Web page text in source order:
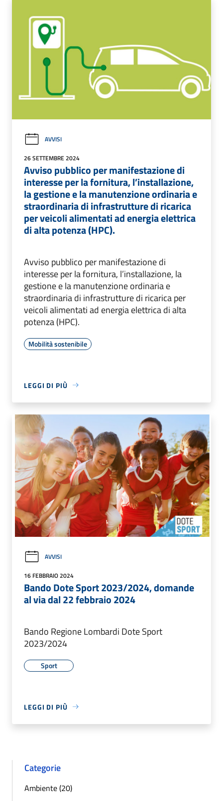
AVVISI
26 SETTEMBRE 2024
Avviso pubblico per manifestazione di
interesse per la fornitura, l’installazione,
la gestione e la manutenzione ordinaria e
straordinaria di infrastrutture di ricarica
per veicoli alimentati ad energia elettrica
di alta potenza (HPC).
Avviso pubblico per manifestazione di
interesse per la fornitura, l’installazione, la
gestione e la manutenzione ordinaria e
straordinaria di infrastrutture di ricarica per
veicoli alimentati ad energia elettrica di alta
potenza (HPC).
Mobilità sostenibile
LEGGI DI PIÙ
AVVISI
16 FEBBRAIO 2024
Bando Dote Sport 2023/2024, domande
al via dal 22 febbraio 2024
Bando Regione Lombardi Dote Sport
2023/2024
Sport
LEGGI DI PIÙ
Categorie
Ambiente (20)